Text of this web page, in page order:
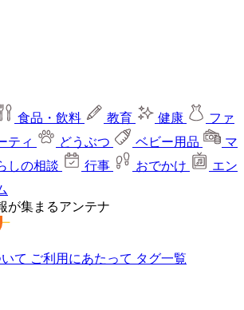
食品・飲料 教育 健康
ファ
ティ どうぶつ ベビー用品
マ
しの相談 行事 おでかけ
エン
が集まるアンテナ
て ご利用にあたって タグ一覧